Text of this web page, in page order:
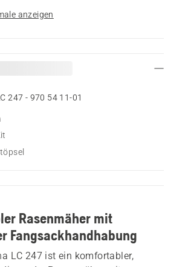
anzeigen
247 - 970 54 11‑01
Rasenmäher mit
Fangsackhandhabung
LC 247 ist ein komfortabler,